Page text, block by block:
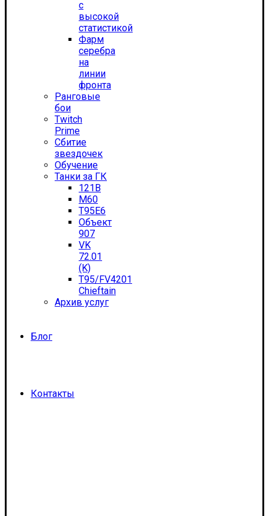
с
высокой
статистикой
Фарм
серебра
на
линии
фронта
Ранговые
бои
Twitch
Prime
Сбитие
звездочек
Обучение
Танки за ГК
121B
M60
T95E6
Объект
907
VK
72.01
(K)
T95/FV4201
Chieftain
Архив услуг
Блог
Контакты